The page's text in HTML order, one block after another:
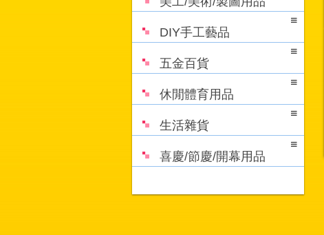
DIY手工藝品
五金百貨
休閒體育用品
生活雜貨
喜慶/節慶/開幕用品